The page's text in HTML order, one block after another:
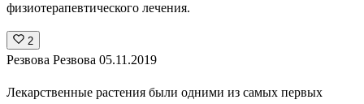
физиотерапевтического лечения.
2
Резвова Резвова 05.11.2019
Лекарственные растения были одними из самых первых